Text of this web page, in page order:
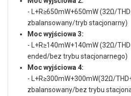
- L+R≥650mW+650mW (32Ω/
zbalansowany/tryb stacjonarny)
Moc wyjściowa 3:
- L+R≥140mW+140mW (32Ω/
ended/bez trybu stacjonarnego)
Moc wyjściowa 4:
- L+R≥300mW+300mW(32Ω/
zbalansowany/bez trybu